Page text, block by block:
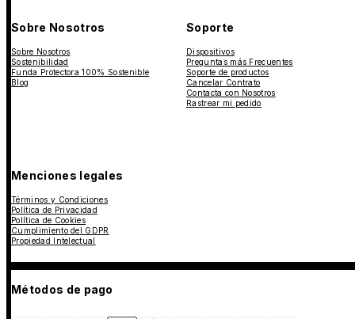
Sobre Nosotros
Sobre Nosotros
Sostenibilidad
Funda Protectora 100% Sostenible
Blog
Soporte
Dispositivos
Preguntas más Frecuentes
Soporte de productos
Cancelar Contrato
Contacta con Nosotros
Rastrear mi pedido
Menciones legales
Términos y Condiciones
Política de Privacidad
Política de Cookies
Cumplimiento del GDPR
Propiedad Intelectual
Métodos de pago